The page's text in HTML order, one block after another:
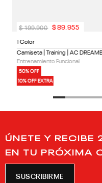
1 Color
Camiseta | Training | AC
Entrenamiento Funcional
50% OFF
10% OFF EXTRA
$ 199.900 $89.955
ÚNETE Y RECIBE
EN TU PRÓXIMA
SUSCRIBIRME